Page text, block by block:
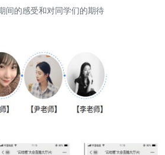
间的感受和对同学们的期待